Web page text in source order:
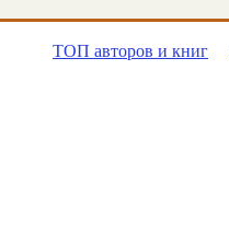
ТОП авторов и книг